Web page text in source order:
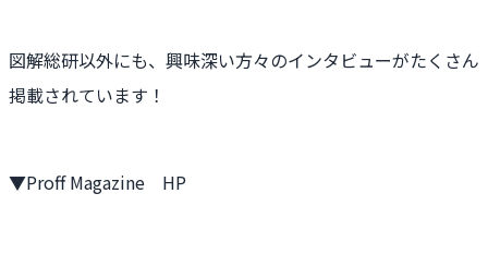
図解総研以外にも、興味深い方々のインタビューがたくさん
掲載されています！
▼Proff Magazine HP